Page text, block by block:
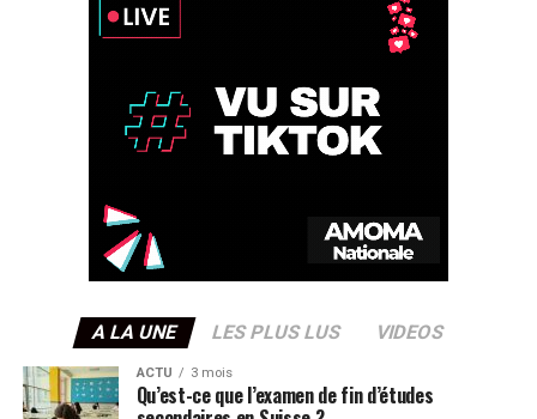
A LA UNE LES PLUS LUS VIDEOS
ACTU 3 mois
Qu’est-ce que l’examen de fin d’études